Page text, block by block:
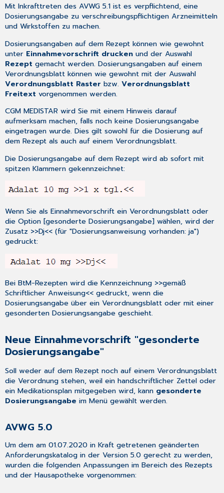
einsehbar
Neue
Hinweismeldung
ICD-
Suche
im
Rezept
in
den
Patientenspezifische
Konfigurationseinstellung
für
Rezeptmuster
AVWG
4.0
Nutzenbewertung
Praxisbesonderheiten
Änderungsliste
für
Hausapothekenartikel
des
1
x
monatlich
Erweiterung
Angaben
in
der
und
Wiederverordnungen
Anzeige
von
während
Verordnungsvorgangs
Deaktivieren
von
Pharmainformaitonen
Mit Inkrafttreten des AVWG 5.1 ist es verpflichtend, eine
Dosierungsangabe zu verschreibungspflichtigen Arzneimitteln
und Wirkstoffen zu machen.
Dosierungsangaben auf dem Rezept können wie gewohnt
unter Einnahmevorschrift drucken und der Auswahl
Rezept gemacht werden. Dosierungsangaben auf einem
Verordnungsblatt können wie gewohnt mit der Auswahl
Verordnungsblatt Raster bzw.Verordnungsblatt
Freitext vorgenommen werden.
CGM MEDISTAR wird Sie mit einem Hinweis darauf
aufmerksam machen, falls noch keine Dosierungsangabe
eingetragen wurde. Dies gilt sowohl für die Dosierung auf
dem Rezept als auch auf einem Verordnungsblatt.
Die Dosierungsangabe auf dem Rezept wird ab sofort mit
spitzen Klammern gekennzeichnet:
Wenn Sie als Einnahmevorschrift ein Verordnungsblatt oder
die Option [gesonderte Dosierungsangabe] wählen, wird der
Zusatz >>Dj<< (für "Dosierungsanweisung vorhanden: ja")
gedruckt:
Bei BtM-Rezepten wird die Kennzeichnung >>gemäß
Schriftlicher Anweisung<< gedruckt, wenn die
Dosierungsangabe über ein Verordnungsblatt oder mit einer
gesonderten Dosierungsangabe geschieht.
Neue Einnahmevorschrift "gesonderte
Dosierungsangabe"
Soll weder auf dem Rezept noch auf einem Verordnungsblatt
die Verordnung stehen, weil ein handschriftlicher Zettel oder
ein Medikationsplan mitgegeben wird, kann gesonderte
Dosierungsangabe im Menü gewählt werden.
AVWG 5.0
Um dem am 01.07.2020 in Kraft getretenen geänderten
Anforderungskatalog in der Version 5.0 gerecht zu werden,
wurden die folgenden Anpassungen im Bereich des Rezepts
und der Hausapotheke vorgenommen: